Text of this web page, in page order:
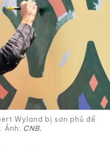
Wyland bị sơn phủ để
Ảnh: CNB.